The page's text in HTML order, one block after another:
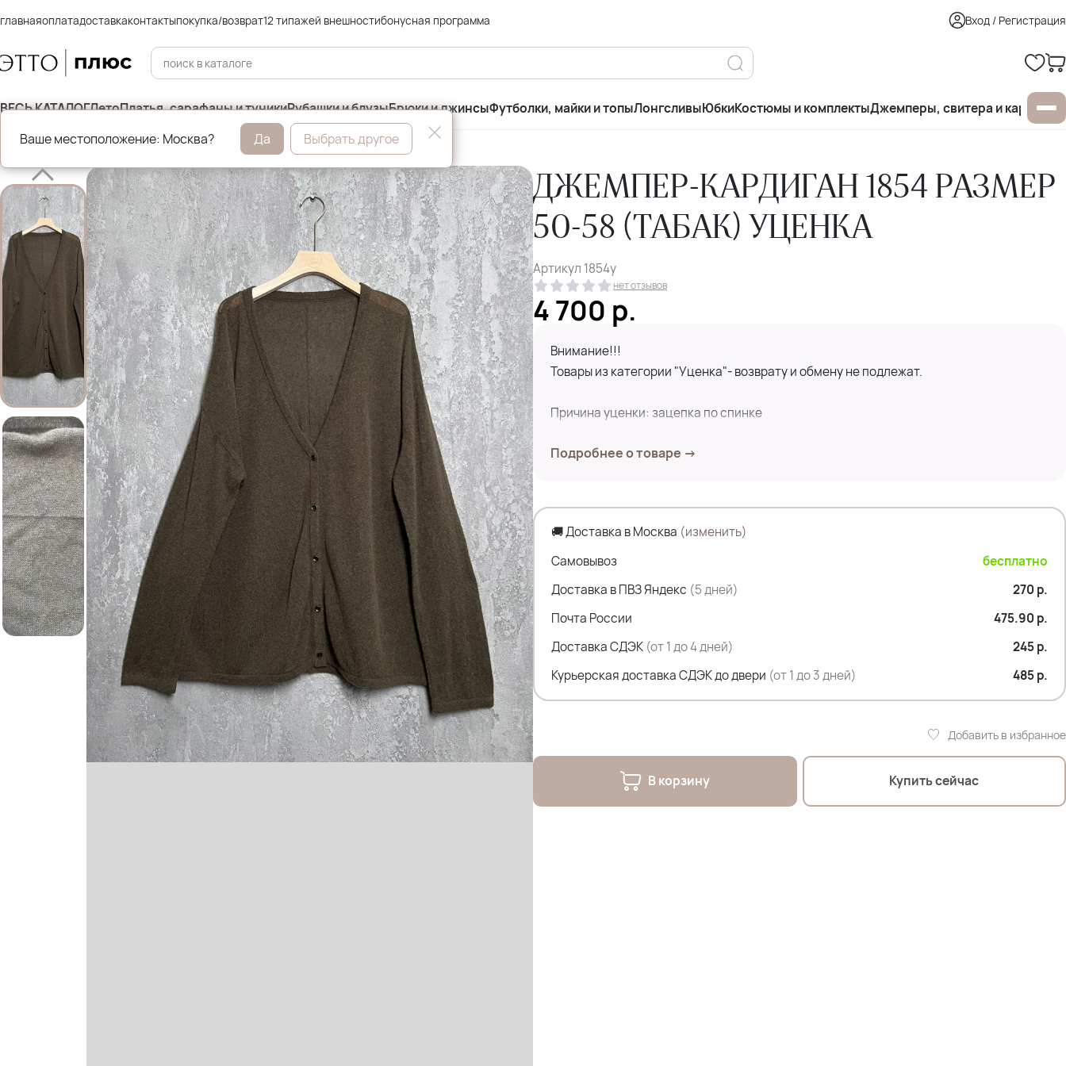
главнаяоплатадоставкаконтактыпокупка/возврат12 типажей внешностибонусная программа Вход / Регистрация
ВЕСЬ КАТАЛОГЛетоПлатья, сарафаны и туникиРубашки и блузыБрюки и джинсыФутболки, майки и топыЛонгсливыЮбкиКостюмы и комплектыДжемперы, свитера и
Главная Уценка %
ДЖЕМПЕР-КАРДИГАН 1854 РАЗМЕР
50-58 (ТАБАК) УЦЕНКА
Артикул 1854у
нет отзывов
4 700 р.
Внимание!!!
Товары из категории "Уценка"- возврату и обмену не подлежат.
Причина уценки: зацепка по спинке
ПОБ- 61 см
дл.изделия- 72 см
Состав:
56.6% Шерсть
5.3% Шелк
4.9% Кашемир
Подробнее о товаре →
🚚 Доставка в Москва (изменить)
Самовывоз
бесплатно
Доставка в ПВЗ Яндекс (5 дней)
270 р.
Почта России
475.90 р.
Доставка СДЭК (от 1 до 4 дней)
245 р.
Курьерская доставка СДЭК до двери (от 1 до 3 дней) 485 р.
Добавить в избранное
В корзину Купить сейчас
Ваше местоположение: Москва? Да Выбрать другое